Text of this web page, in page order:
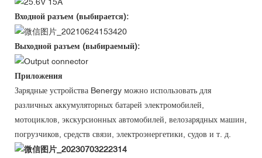
Входной разъем (выбирается):
Выходной разъем (выбираемый):
Приложения
Зарядные устройства Benergy можно использовать для
различных аккумуляторных батарей электромобилей,
мотоциклов, экскурсионных автомобилей, велозарядных машин,
погрузчиков, средств связи, электроэнергетики, судов и т. д.